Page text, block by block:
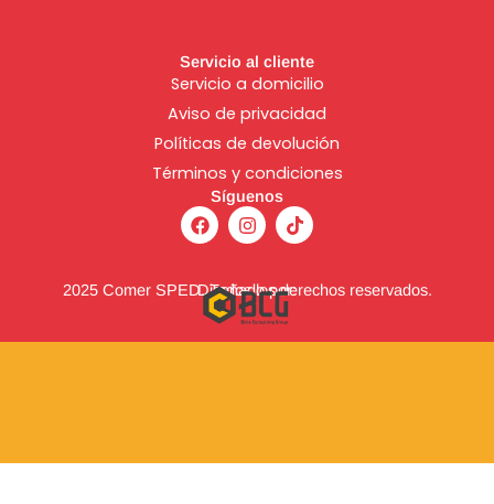
Servicio al cliente
Servicio a domicilio
Aviso de privacidad
Políticas de devolución
Términos y condiciones
Síguenos
F
a
c
b
o
o
k
I
n
s
a
g
r
a
T
i
k
o
2025 Comer SPED. Todos los derechos reservados.
Diseñado por: